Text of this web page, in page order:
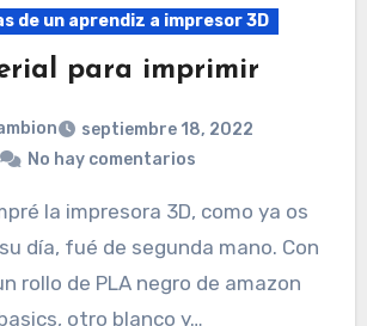
de un aprendiz a impresor 3D
para imprimir
septiembre 18, 2022
No hay comentarios
día, fué de segunda mano. Con
rollo de PLA negro de amazon
otro blanco y…